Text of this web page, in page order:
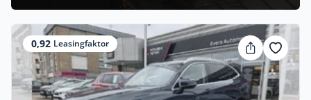
0,92 Leasingfaktor